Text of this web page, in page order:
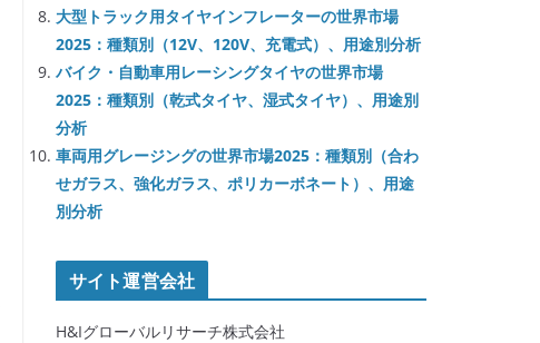
大型トラック用タイヤインフレーターの世界市場
2025：種類別（12V、120V、充電式）、用途別分析
バイク・自動車用レーシングタイヤの世界市場
2025：種類別（乾式タイヤ、湿式タイヤ）、用途別
分析
車両用グレージングの世界市場2025：種類別（合わ
せガラス、強化ガラス、ポリカーボネート）、用途
別分析
サイト運営会社
H&Iグローバルリサーチ株式会社